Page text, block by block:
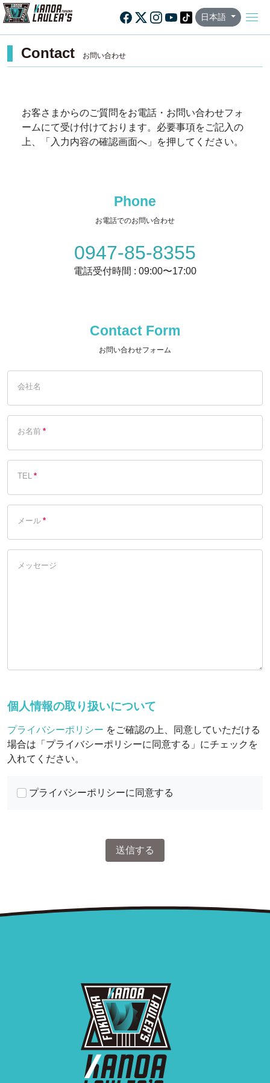
日本語
Contact お問い合わせ
お客さまからのご質問をお電話・お問い合わせフォ
ームにて受け付けております。 必要事項をご記入の
上、「入力内容の確認画面へ」を押してください。
Phone
お電話でのお問い合わせ
0947-85-8355
電話受付時間 : 09:00〜17:00
Contact Form
お問い合わせフォーム
会社名
お名前 *
TEL *
メール *
メッセージ
個人情報の取り扱いについて
プライバシーポリシー をご確認の上、同意していただける
場合は「プライバシーポリシーに同意する」にチェックを
入れてください。
プライバシーポリシーに同意する